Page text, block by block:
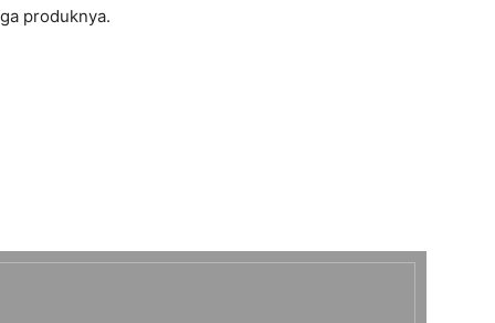
produknya.